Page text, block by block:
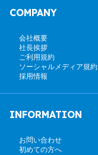
COMPANY
会社概要
社長挨拶
ご利用規約
ソーシャルメディア規約
採用情報
INFORMATION
お問い合わせ
初めての方へ